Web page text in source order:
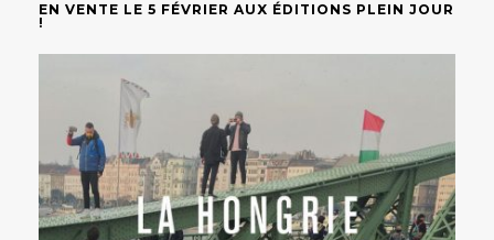
EN VENTE LE 5 FÉVRIER AUX ÉDITIONS PLEIN JOUR
!